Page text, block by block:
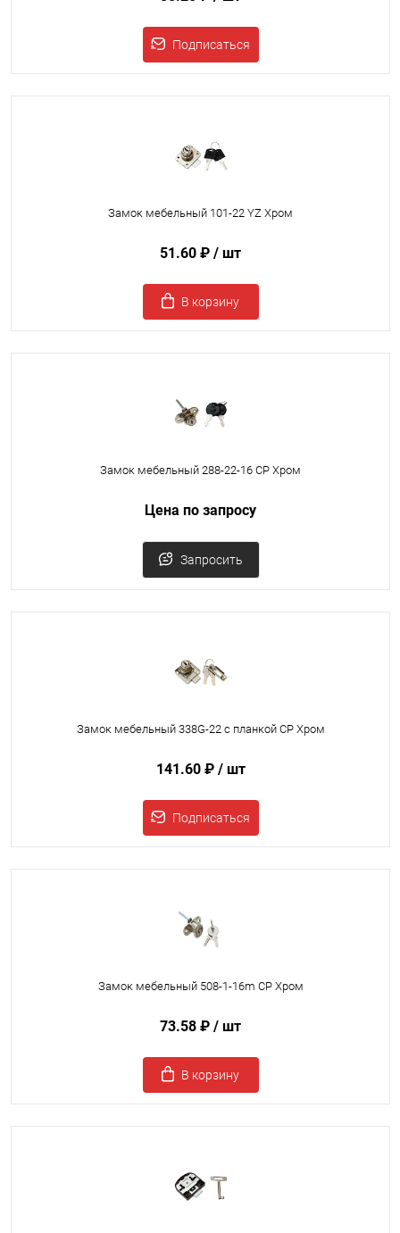
Подписаться
Замок мебельный 101-22 YZ Хром
51.60 ₽ / шт
В корзину
Замок мебельный 288-22-16 CP Хром
Цена по запросу
Запросить
Замок мебельный 338G-22 с планкой CP Хром
141.60 ₽ / шт
Подписаться
Замок мебельный 508-1-16m CP Хром
73.58 ₽ / шт
В корзину